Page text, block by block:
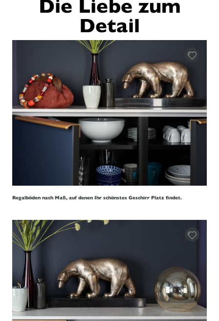
Die Liebe zum
Detail
Regalböden nach Maß, auf denen Ihr schönstes Geschirr Platz findet.